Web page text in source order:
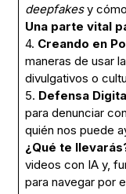
deepfakesy
Una parte vital
4. Creando en
maneras de usar
divulgativos o
5. Defensa
para denunciar
quién nos puede
¿Qué te
videos con IA y,
para navegar por